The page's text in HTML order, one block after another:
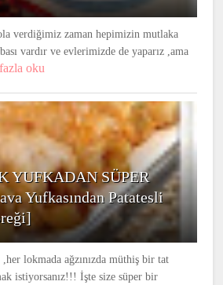
verdiğimiz zaman hepimizin mutlaka
vardır ve evlerimizde de yaparız ,ama
oku
YUFKADAN SÜPER
Yufkasından Patatesli
,her lokmada ağzınızda müthiş bir tat
istiyorsanız!!! İşte size süper bir